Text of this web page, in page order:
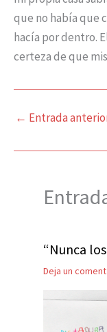
que no había que
hacía por dentro.
certeza de que
← Entrada
“Nunca
Deja un